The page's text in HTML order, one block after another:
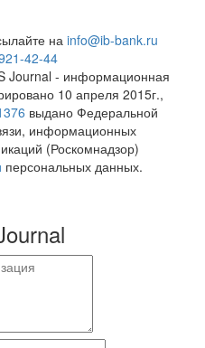
на info@ib-bank.ru
42-44
Journal - информационная
10 апреля 2015г.,
выдано Федеральной
информационных
(Роскомнадзор)
персональных данных.